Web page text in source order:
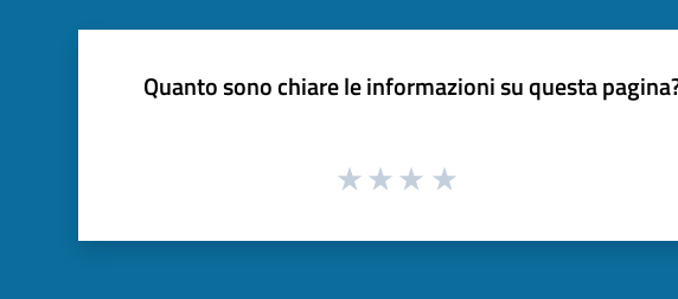
Quanto sono chiare le informazioni su questa